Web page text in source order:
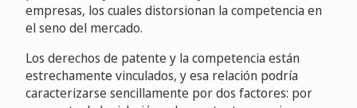
empresas, los cuales distorsionan la competencia en
el seno del mercado.
Los derechos de patente y la competencia están
estrechamente vinculados, y esa relación podría
caracterizarse sencillamente por dos factores: por